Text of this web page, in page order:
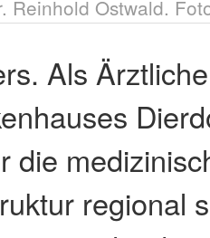
Reinhold Ostwald.
Als
die
regional